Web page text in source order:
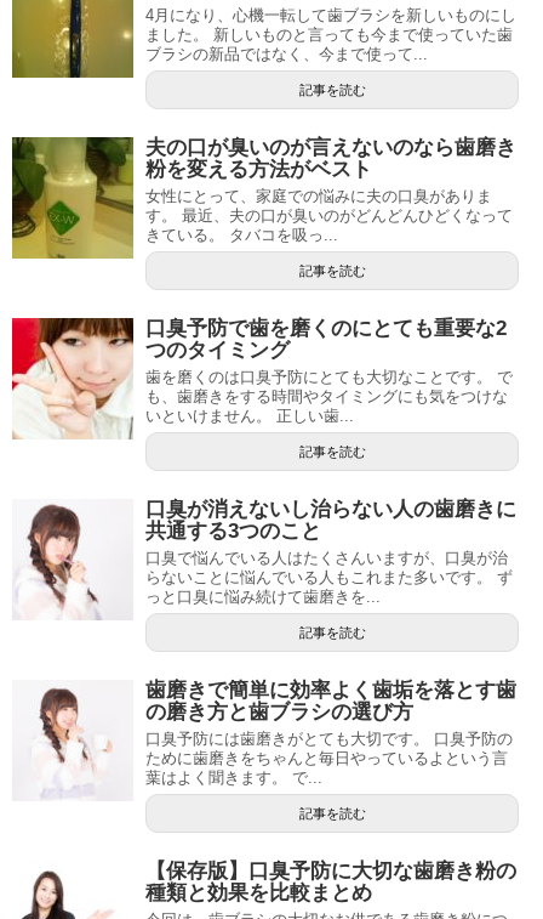
4月になり、心機一転して歯ブラシを新しいものにし
ました。 新しいものと言っても今まで使っていた歯
ブラシの新品ではなく、今まで使って...
記事を読む
夫の口が臭いのが言えないのなら歯磨き
粉を変える方法がベスト
女性にとって、家庭での悩みに夫の口臭がありま
す。 最近、夫の口が臭いのがどんどんひどくなって
きている。 タバコを吸っ...
記事を読む
口臭予防で歯を磨くのにとても重要な2
つのタイミング
歯を磨くのは口臭予防にとても大切なことです。 で
も、歯磨きをする時間やタイミングにも気をつけな
いといけません。 正しい歯...
記事を読む
口臭が消えないし治らない人の歯磨きに
共通する3つのこと
口臭で悩んでいる人はたくさんいますが、口臭が治
らないことに悩んでいる人もこれまた多いです。 ず
っと口臭に悩み続けて歯磨きを...
記事を読む
歯磨きで簡単に効率よく歯垢を落とす歯
の磨き方と歯ブラシの選び方
口臭予防には歯磨きがとても大切です。 口臭予防の
ために歯磨きをちゃんと毎日やっているよという言
葉はよく聞きます。 で...
記事を読む
【保存版】口臭予防に大切な歯磨き粉の
種類と効果を比較まとめ